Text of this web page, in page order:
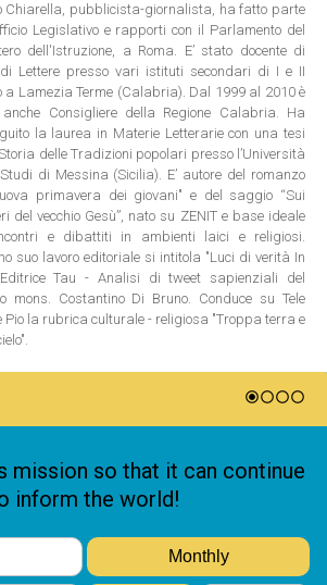
Chiarella, pubblicista-giornalista, ha fatto parte
Legislativo e rapporti con il Parlamento del
dell'Istruzione, a Roma. E’ stato docente di
Lettere presso vari istituti secondari di I e II
a Lamezia Terme (Calabria). Dal 1999 al 2010 è
Consigliere della Regione Calabria. Ha
la laurea in Materie Letterarie con una tesi
delle Tradizioni popolari presso l’Università
di Messina (Sicilia). E’ autore del romanzo
primavera dei giovani" e del saggio “Sui
del vecchio Gesù”, nato su ZENIT e base ideale
e dibattiti in ambienti laici e religiosi.
suo lavoro editoriale si intitola "Luci di verità In
Tau - Analisi di tweet sapienziali del
mons. Costantino Di Bruno. Conduce su Tele
Pio la rubrica culturale - religiosa "Troppa terra e